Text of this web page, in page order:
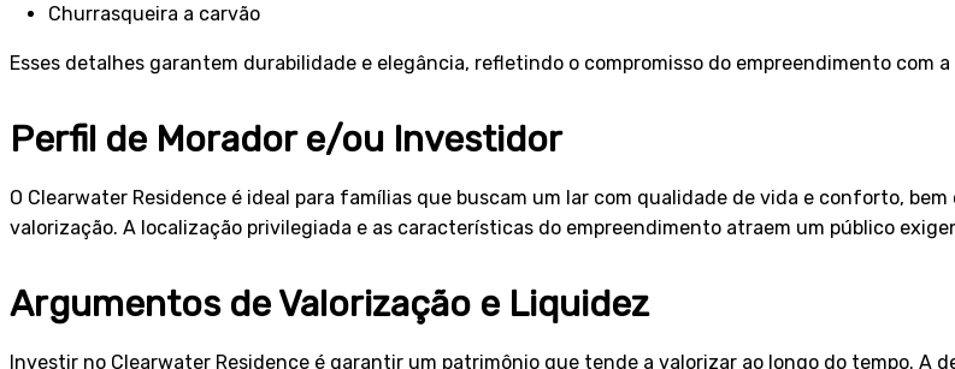
Churrasqueira a carvão
Esses detalhes garantem durabilidade e elegância, refletindo o compromisso do empreendimento com
Perfil de Morador e/ou Investidor
O Clearwater Residence é ideal para famílias que buscam um lar com qualidade de vida e conforto,
valorização. A localização privilegiada e as características do empreendimento atraem um público
Argumentos de Valorização e Liquidez
Investir no Clearwater Residence é garantir um patrimônio que tende a valorizar ao longo do tempo. A